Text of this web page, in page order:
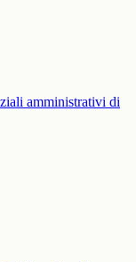
amministrativi di